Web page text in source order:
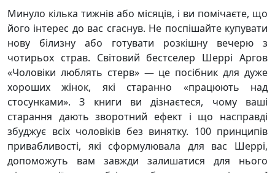
Минуло кілька тижнів або місяців, і ви помічаєте, що
його інтерес до вас сгаснув. Не поспішайте купувати
нову білизну або готувати розкішну вечерю з
чотирьох страв. Світовий бестселер Шеррі Аргов
«Чоловіки люблять стерв» — це посібник для дуже
хороших жінок, які старанно «працюють над
стосунками». З книги ви дізнаєтеся, чому ваші
старання дають зворотний ефект і що насправді
збуджує всіх чоловіків без винятку. 100 принципів
привабливості, які сформулювала для вас Шеррі,
допоможуть вам завжди залишатися для нього